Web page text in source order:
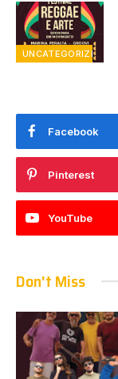
UNCATEGORIZED
Facebook
Pinterest
YouTube
Don't Miss